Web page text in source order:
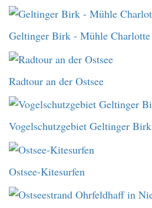
Geltinger Birk - Mühle Charlotte
Radtour an der Ostsee
Vogelschutzgebiet Geltinger Birk
Ostsee-Kitesurfen